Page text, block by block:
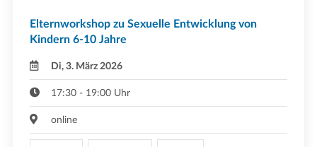
Elternworkshop zu Sexuelle Entwicklung von
Kindern 6-10 Jahre
Di, 3. März 2026
17:30 - 19:00 Uhr
online